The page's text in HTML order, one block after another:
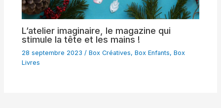
L’atelier imaginaire, le magazine qui
stimule la tête et les mains !
28 septembre 2023/Box Créatives,Box Enfants,Box
Livres